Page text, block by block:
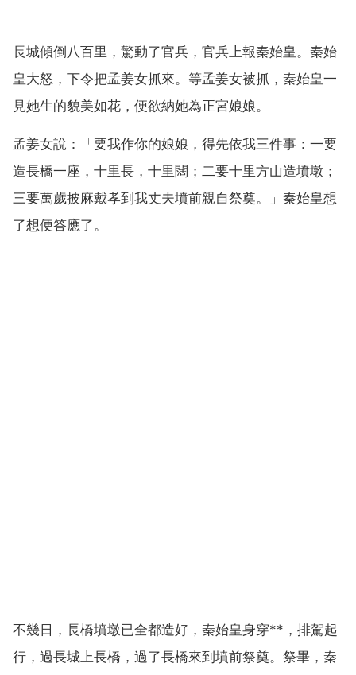
長城傾倒八百里，驚動了官兵，官兵上報秦始皇。秦始
皇大怒，下令把孟姜女抓來。等孟姜女被抓，秦始皇一
見她生的貌美如花，便欲納她為正宮娘娘。
孟姜女說：「要我作你的娘娘，得先依我三件事：一要
造長橋一座，十里長，十里闊；二要十里方山造墳墩；
三要萬歲披麻戴孝到我丈夫墳前親自祭奠。」秦始皇想
了想便答應了。
不幾日，長橋墳墩已全都造好，秦始皇身穿**，排駕起
行，過長城上長橋，過了長橋來到墳前祭奠。祭畢，秦